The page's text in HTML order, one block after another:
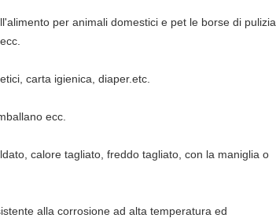
per animali domestici e pet le borse di pulizia
carta igienica, diaper.etc.
ecc.
calore tagliato, freddo tagliato, con la maniglia o
alla corrosione ad alta temperatura ed